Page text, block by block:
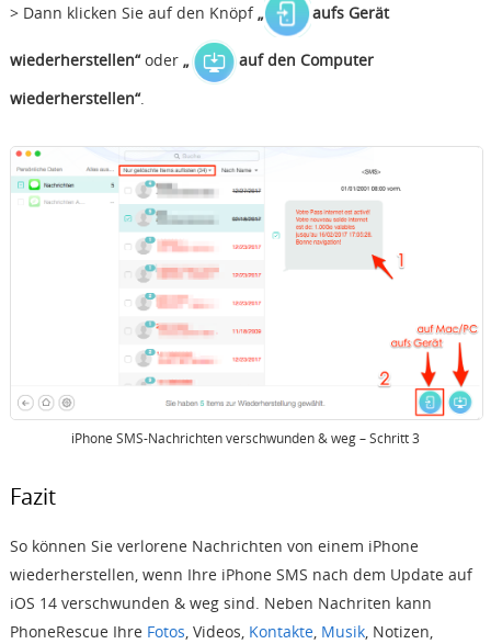
> Dann klicken Sie auf den Knöpf„ aufs Gerät
wiederherstellen“oder „
auf den Computer
wiederherstellen“.
iPhone SMS-Nachrichten verschwunden & weg – Schritt 3
Fazit
So können Sie verlorene Nachrichten von einem iPhone
wiederherstellen, wenn Ihre iPhone SMS nach dem Update auf
iOS 14 verschwunden & weg sind. Neben Nachriten kann
PhoneRescue Ihre Fotos, Videos, Kontakte, Musik, Notizen,